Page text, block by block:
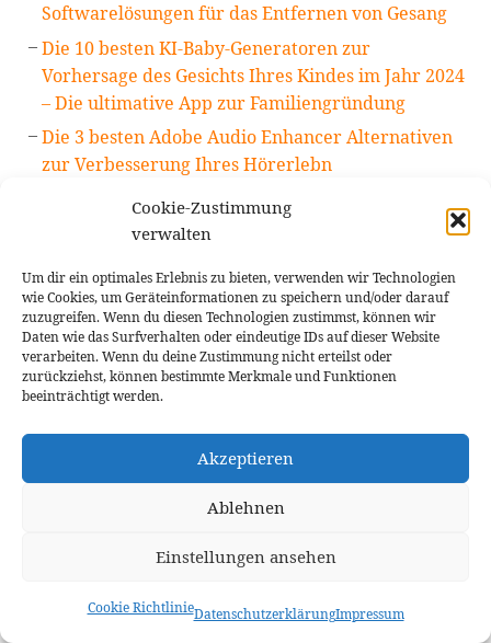
Cookie-Zustimmung
verwalten
Um dir ein optimales Erlebnis zu bieten, verwenden wir Technologien
wie Cookies, um Geräteinformationen zu speichern und/oder darauf
zuzugreifen. Wenn du diesen Technologien zustimmst, können wir
Daten wie das Surfverhalten oder eindeutige IDs auf dieser Website
verarbeiten. Wenn du deine Zustimmung nicht erteilst oder
zurückziehst, können bestimmte Merkmale und Funktionen
beeinträchtigt werden.
Akzeptieren
Ablehnen
Einstellungen ansehen
Cookie RichtlinieDatenschutzerklärungImpressum
Softwarelösungen für das Entfernen von Gesang
Die 10 besten KI-Baby-Generatoren zur
Vorhersage des Gesichts Ihres Kindes im Jahr 2024
– Die ultimative App zur Familiengründung
Die 3 besten Adobe Audio Enhancer Alternativen
zur Verbesserung Ihres Hörerlebn
Kostenlose Videostabilisierungssoftware: So
stabilisieren Sie Videos problemlos [Windows,
Die besten Slow Motion Video Maker zur
Erstellung von Super Slo-Mo
Die 16 besten kostenlosen
Fotobearbeitungsprogramme für Mac |
Überprüfung
Wie funktionieren Stimmenveränderer? Eine
Anleitung zum Ändern Ihrer Stimme in Audio-
2024 hinzuzufügen: Eine umfassende Auswahl an
Die 7 besten Apps zur Entschärfung von Bildern: